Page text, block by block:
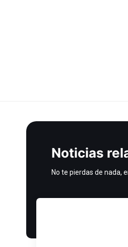
Noticias
No te pierdas de nada,